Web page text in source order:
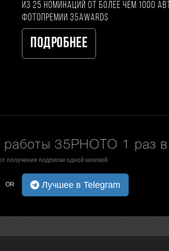
из 25 номинаций от более чем 1000
фотопремии 35AWARDS
Подробнее
35PHOTO 1 раз
получения подписки одной кнопкой
OR Лучшее в Telegram